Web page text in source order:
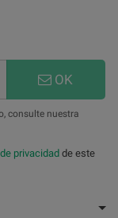
OK
consulte nuestra
privacidadde este